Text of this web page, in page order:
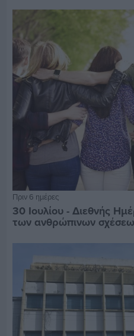
Πριν 6 ημέρες
30 Ιουλίου - Διεθνής
των ανθρώπινων